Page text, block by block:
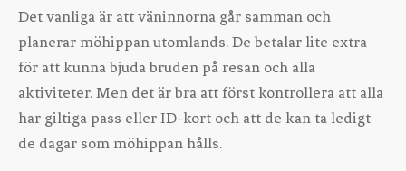
Det vanliga är att väninnorna går samman och
planerar möhippan utomlands. De betalar lite extra
för att kunna bjuda bruden på resan och alla
aktiviteter. Men det är bra att först kontrollera att alla
har giltiga pass eller ID-kort och att de kan ta ledigt
de dagar som möhippan hålls.